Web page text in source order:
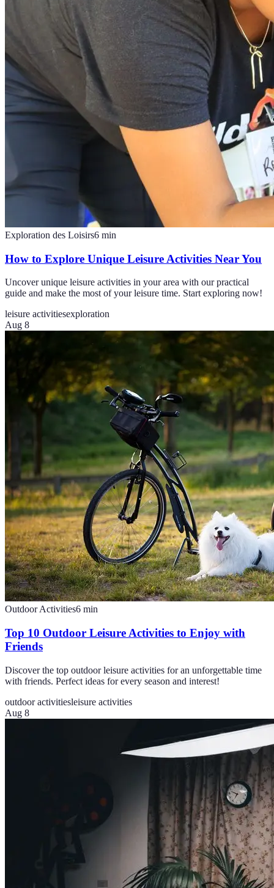
Exploration des Loisirs6 min
How to Explore Unique Leisure Activities Near You
Uncover unique leisure activities in your area with our practical
guide and make the most of your leisure time. Start exploring now!
leisure activitiesexploration
Aug 8
Outdoor Activities6 min
Top 10 Outdoor Leisure Activities to Enjoy with
Friends
Discover the top outdoor leisure activities for an unforgettable time
with friends. Perfect ideas for every season and interest!
outdoor activitiesleisure activities
Aug 8